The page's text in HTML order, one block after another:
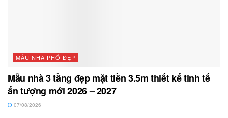
MẪU NHÀ PHỐ ĐẸP
Mẫu nhà 3 tầng đẹp mặt tiền 3.5m thiết kế tinh tế
ấn tượng mới 2026 – 2027
07/08/2026